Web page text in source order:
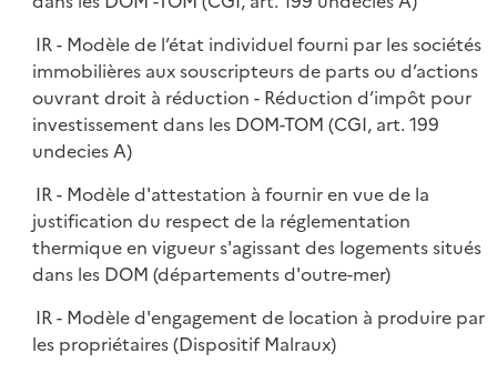
IR - Modèle de l’état individuel fourni par les sociétés
immobilières aux souscripteurs de parts ou d’actions
ouvrant droit à réduction - Réduction d’impôt pour
investissement dans les DOM-TOM (CGI, art. 199
undecies A)
IR - Modèle d'attestation à fournir en vue de la
justification du respect de la réglementation
thermique en vigueur s'agissant des logements situés
dans les DOM (départements d'outre-mer)
IR - Modèle d'engagement de location à produire par
les propriétaires (Dispositif Malraux)